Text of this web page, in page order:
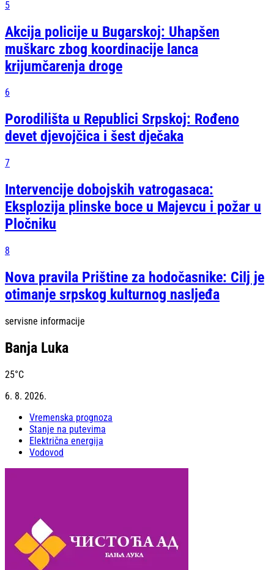
5
Akcija policije u Bugarskoj: Uhapšen
muškarc zbog koordinacije lanca
krijumčarenja droge
6
Porodilišta u Republici Srpskoj: Rođeno
devet djevojčica i šest dječaka
7
Intervencije dobojskih vatrogasaca:
Eksplozija plinske boce u Majevcu i požar u
Pločniku
8
Nova pravila Prištine za hodočasnike: Cilj je
otimanje srpskog kulturnog nasljeđa
servisne informacije
Banja Luka
25°C
6. 8. 2026.
Vremenska prognoza
Stanje na putevima
Električna energija
Vodovod